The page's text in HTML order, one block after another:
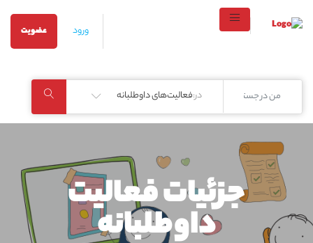
ورود عضویت
در:فعالیت‌های داوطلبانه
جزئیات فعالیت‌
داوطلبانه